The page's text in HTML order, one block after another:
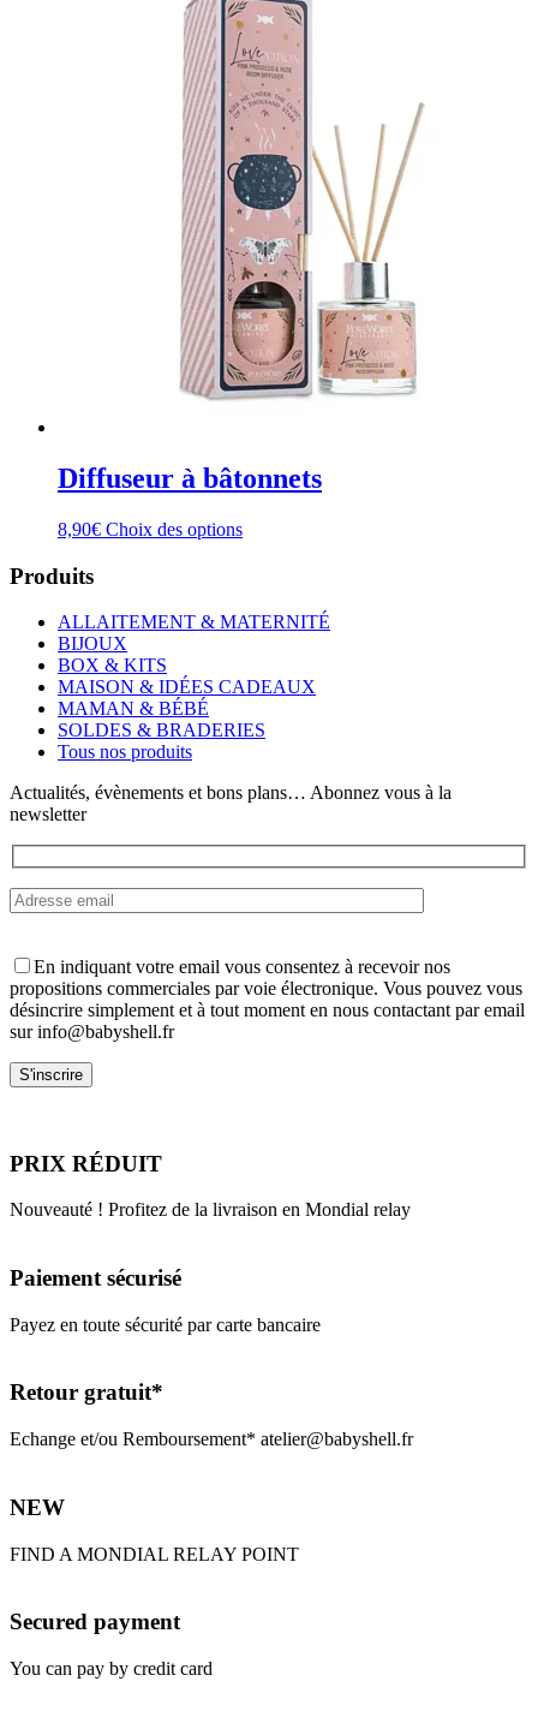
Diffuseur à bâtonnets
8,90€ Choix des optionsCe
variations.
Les
peuvent
être
choisies
sur
page
du
Produits
ALLAITEMENT & MATERNITÉ
BIJOUX
BOX & KITS
MAISON & IDÉES CADEAUX
MAMAN & BÉBÉ
SOLDES & BRADERIES
Tous nos produits
Actualités, évènements et bons plans… Abonnez vous à la
newsletter
En indiquant votre email vous consentez à recevoir nos
propositions commerciales par voie électronique. Vous pouvez vous
désincrire simplement et à tout moment en nous contactant par email
sur info@babyshell.fr
PRIX RÉDUIT
Nouveauté ! Profitez de la livraison en Mondial relay
Paiement sécurisé
Payez en toute sécurité par carte bancaire
Retour gratuit*
Echange et/ou Remboursement* atelier@babyshell.fr
NEW
FIND A MONDIAL RELAY POINT
Secured payment
You can pay by credit card